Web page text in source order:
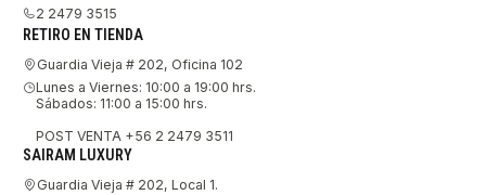
2 2479 3515
RETIRO EN TIENDA
Guardia Vieja # 202, Oficina 102
Lunes a Viernes: 10:00 a 19:00 hrs.
Sábados: 11:00 a 15:00 hrs.
POST VENTA +56 2 2479 3511
SAIRAM LUXURY
Guardia Vieja # 202, Local 1.